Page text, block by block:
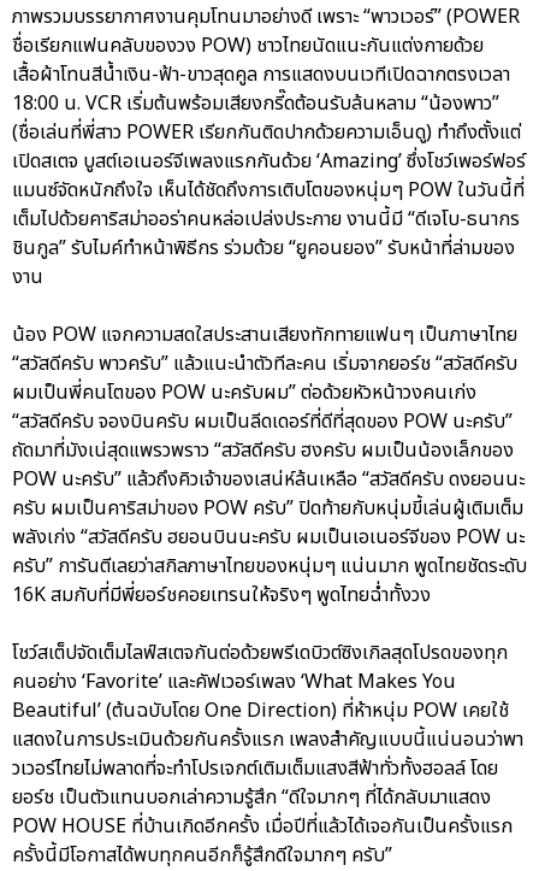
ภาพรวมบรรยากาศงานคุมโทนมาอย่างดี เพราะ “พาวเวอร์” (POWER
ชื่อเรียกแฟนคลับของวง POW) ชาวไทยนัดแนะกันแต่งกายด้วย
เสื้อผ้าโทนสีน้ำเงิน-ฟ้า-ขาวสุดคูล การแสดงบนเวทีเปิดฉากตรงเวลา
18:00 น. VCR เริ่มต้นพร้อมเสียงกรี๊ดต้อนรับล้นหลาม “น้องพาว”
(ชื่อเล่นที่พี่สาว POWER เรียกกันติดปากด้วยความเอ็นดู) ทำถึงตั้งแต่
เปิดสเตจ บูสต์เอเนอร์จีเพลงแรกกันด้วย ‘Amazing’ ซึ่งโชว์เพอร์ฟอร์
แมนซ์จัดหนักถึงใจ เห็นได้ชัดถึงการเติบโตของหนุ่มๆ POW ในวันนี้ที่
เต็มไปด้วยคาริสม่าออร่าคนหล่อเปล่งประกาย งานนี้มี “ดีเจโบ-ธนากร
ชินกูล” รับไมค์ทำหน้าพิธีกร ร่วมด้วย “ยูคอนยอง” รับหน้าที่ล่ามของ
งาน
น้อง POW แจกความสดใสประสานเสียงทักทายแฟนๆ เป็นภาษาไทย
“สวัสดีครับ พาวครับ” แล้วแนะนำตัวทีละคน เริ่มจากยอร์ช “สวัสดีครับ
ผมเป็นพี่คนโตของ POW นะครับผม” ต่อด้วยหัวหน้าวงคนเก่ง
“สวัสดีครับ จองบินครับ ผมเป็นลีดเดอร์ที่ดีที่สุดของ POW นะครับ”
ถัดมาที่มังเน่สุดแพรวพราว “สวัสดีครับ ฮงครับ ผมเป็นน้องเล็กของ
POW นะครับ” แล้วถึงคิวเจ้าของเสน่ห์ล้นเหลือ “สวัสดีครับ ดงยอนนะ
ครับ ผมเป็นคาริสม่าของ POW ครับ” ปิดท้ายกับหนุ่มขี้เล่นผู้เติมเต็ม
พลังเก่ง “สวัสดีครับ ฮยอนบินนะครับ ผมเป็นเอเนอร์จีของ POW นะ
ครับ” การันตีเลยว่าสกิลภาษาไทยของหนุ่มๆ แน่นมาก พูดไทยชัดระดับ
16K สมกับที่มีพี่ยอร์ชคอยเทรนให้จริงๆ พูดไทยฉ่ำทั้งวง
โชว์สเต็ปจัดเต็มไลฟ์สเตจกันต่อด้วยพรีเดบิวต์ซิงเกิลสุดโปรดของทุก
คนอย่าง ‘Favorite’ และคัฟเวอร์เพลง ‘What Makes You
Beautiful’ (ต้นฉบับโดย One Direction) ที่ห้าหนุ่ม POW เคยใช้
แสดงในการประเมินด้วยกันครั้งแรก เพลงสำคัญแบบนี้แน่นอนว่าพา
วเวอร์ไทยไม่พลาดที่จะทำโปรเจกต์เติมเต็มแสงสีฟ้าทั่วทั้งฮอลล์ โดย
ยอร์ช เป็นตัวแทนบอกเล่าความรู้สึก “ดีใจมากๆ ที่ได้กลับมาแสดง
POW HOUSE ที่บ้านเกิดอีกครั้ง เมื่อปีที่แล้วได้เจอกันเป็นครั้งแรก
ครั้งนี้มีโอกาสได้พบทุกคนอีกก็รู้สึกดีใจมากๆ ครับ”